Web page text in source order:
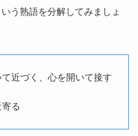
う熟語を分解してみましょ
近づく、心を開いて接す
る